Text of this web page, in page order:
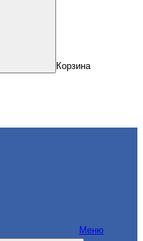
Корзина
Меню